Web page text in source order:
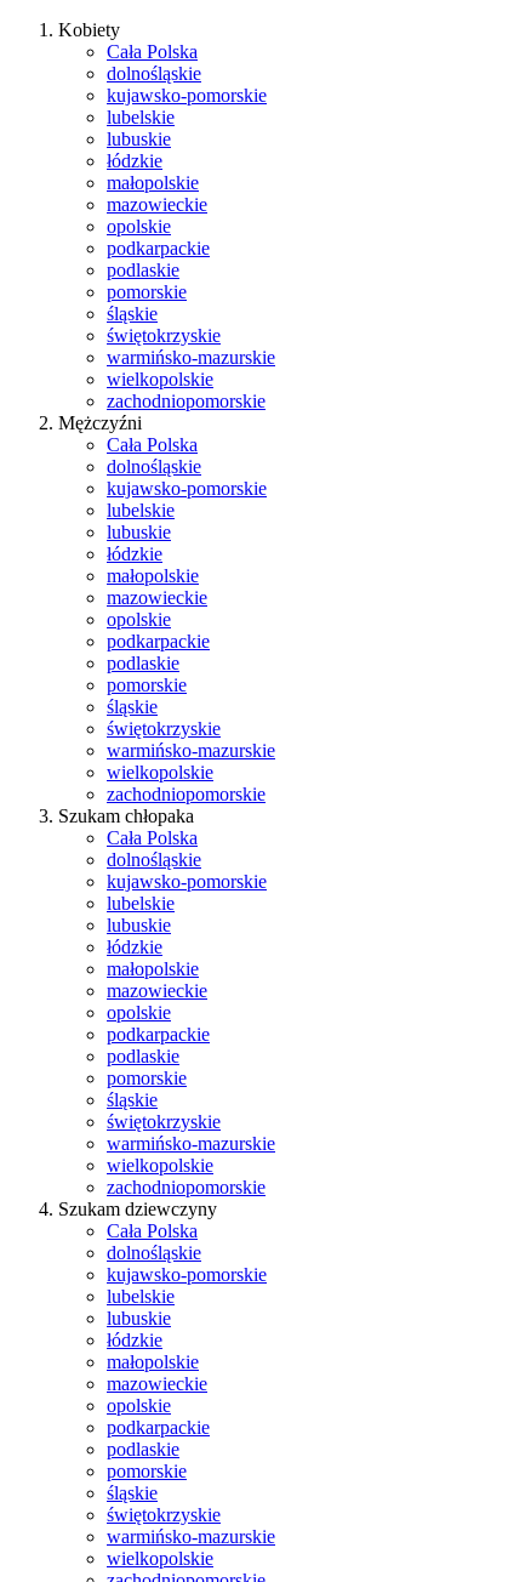
Kobiety
Cała Polska
dolnośląskie
kujawsko-pomorskie
lubelskie
lubuskie
łódzkie
małopolskie
mazowieckie
opolskie
podkarpackie
podlaskie
pomorskie
śląskie
świętokrzyskie
warmińsko-mazurskie
wielkopolskie
zachodniopomorskie
Mężczyźni
Cała Polska
dolnośląskie
kujawsko-pomorskie
lubelskie
lubuskie
łódzkie
małopolskie
mazowieckie
opolskie
podkarpackie
podlaskie
pomorskie
śląskie
świętokrzyskie
warmińsko-mazurskie
wielkopolskie
zachodniopomorskie
Szukam chłopaka
Cała Polska
dolnośląskie
kujawsko-pomorskie
lubelskie
lubuskie
łódzkie
małopolskie
mazowieckie
opolskie
podkarpackie
podlaskie
pomorskie
śląskie
świętokrzyskie
warmińsko-mazurskie
wielkopolskie
zachodniopomorskie
Szukam dziewczyny
Cała Polska
dolnośląskie
kujawsko-pomorskie
lubelskie
lubuskie
łódzkie
małopolskie
mazowieckie
opolskie
podkarpackie
podlaskie
pomorskie
śląskie
świętokrzyskie
warmińsko-mazurskie
wielkopolskie